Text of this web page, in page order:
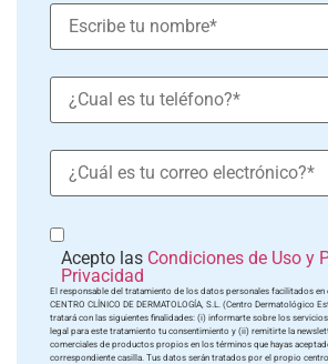
Acepto las Condiciones de Uso y
Privacidad
El responsable del tratamiento de los datos personales facilitados en
CENTRO CLÍNICO DE DERMATOLOGÍA, S.L. (Centro Dermatológico
tratará con las siguientes finalidades: (i) informarte sobre los
legal para este tratamiento tu consentimiento y (ii) remitirte la
comerciales de productos propios en los términos que hayas
correspondiente casilla. Tus datos serán tratados por el propio